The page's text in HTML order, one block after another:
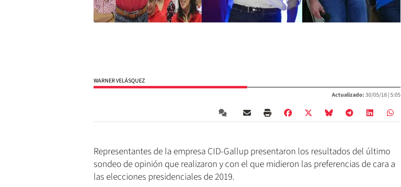
WARNER VELÁSQUEZ
Actualizado:30/05/18 |5:05
Representantes de la empresa CID-Gallup presentaron los resultados del último
sondeo de opinión que realizaron y con el que midieron las preferencias de cara a
las elecciones presidenciales de 2019.